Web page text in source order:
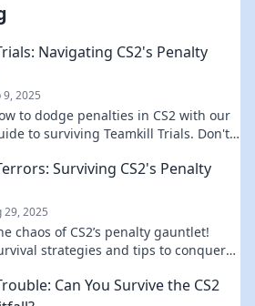
Navigating CS2's Penalty
9, 2025
to dodge penalties in CS2 with our
to surviving Teamkill Trials. Don't
Surviving CS2's Penalty
29, 2025
chaos of CS2’s penalty gauntlet!
strategies and tips to conquer
Can You Survive the CS2